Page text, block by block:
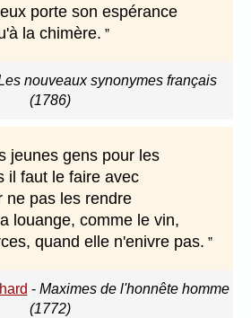
porte son espérance
la chimère.
nouveaux synonymes français
(1786)
jeunes gens pour les
il faut le faire avec
ne pas les rendre
louange, comme le vin,
quand elle n'enivre pas.
- Maximes de l'honnête homme
(1772)